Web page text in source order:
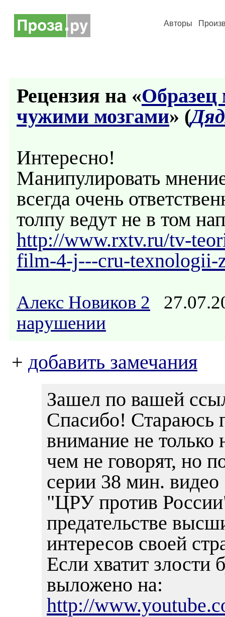
Авторы
Рецензия на «Образец
чужими мозгами» (
Интересно!
Манипулировать
всегда очень
толпу ведут не в том
http://www.rxtv.ru/tv-
film-4-j---cru-texnologii-
Алекс Новиков 2
нарушении
+ добавить замечания
Зашел по вашей
Спасибо! Стараюсь
внимание не только
чем не говорят, но
серии 38 мин. видео
"ЦРУ против
предательстве
интересов своей
Если хватит злости
выложено на:
http://